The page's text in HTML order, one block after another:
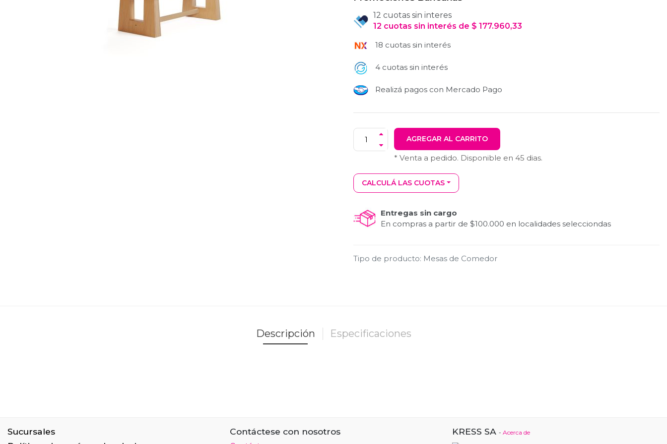
12 cuotas sin interes
12 cuotas sin interés de $ 177.960,33
18 cuotas sin interés
4 cuotas sin interés
Realizá pagos con Mercado Pago
AGREGAR AL CARRITO
* Venta a pedido. Disponible en 45 dias.
CALCULÁ LAS CUOTAS
Entregas sin cargo
En compras a partir de $100.000 en localidades selecciondas
Tipo de producto: Mesas de Comedor
Descripción Especificaciones
Sucursales
Contáctese con nosotros KRESS SA - Acerca de